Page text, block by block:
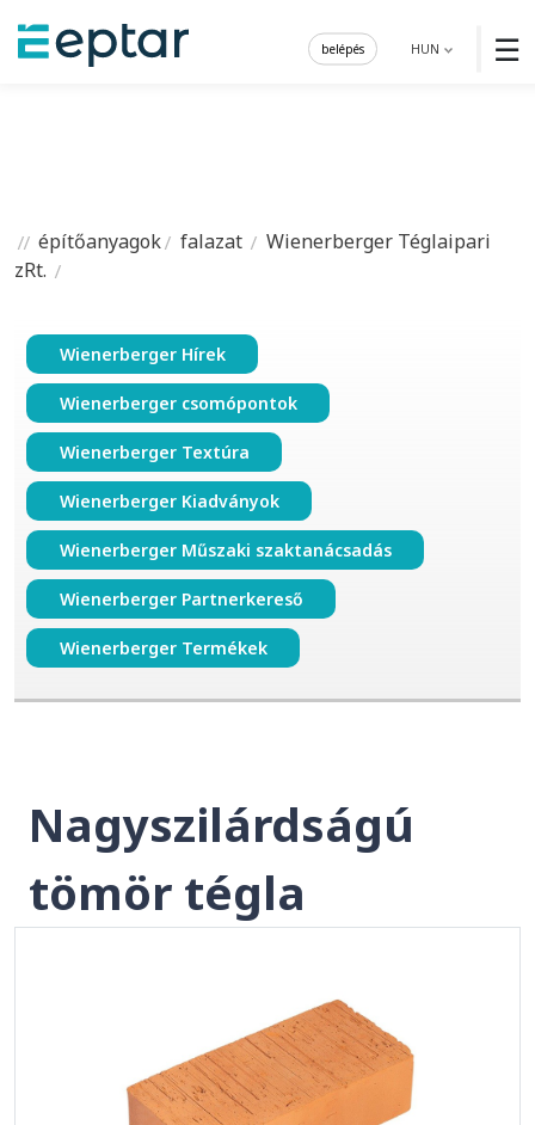
☰
HUN
belépés
építőanyagok falazat
Wienerberger Téglaipari
zRt.
Wienerberger Hírek
Wienerberger csomópontok
Wienerberger Textúra
Wienerberger Kiadványok
Wienerberger Műszaki szaktanácsadás
Wienerberger Partnerkereső
Wienerberger Termékek
Nagyszilárdságú
tömör tégla